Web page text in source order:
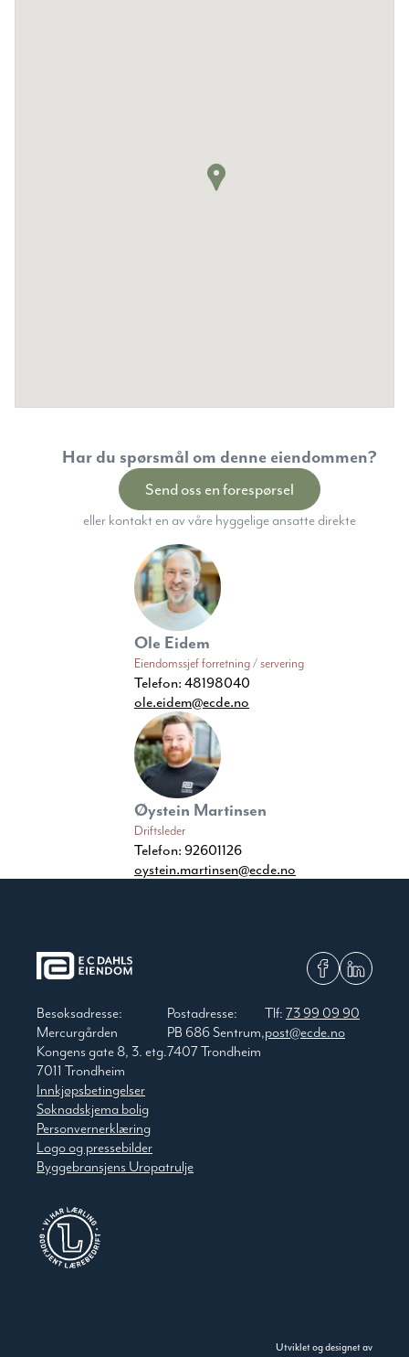
Har du spørsmål om denne eiendommen?
Send oss en forespørsel
eller kontakt en av våre hyggelige ansatte direkte
Ole Eidem
Eiendomssjef forretning / servering
Telefon: 48198040
ole.eidem@ecde.no
Øystein Martinsen
Driftsleder
Telefon: 92601126
oystein.martinsen@ecde.no
Besøksadresse:
Mercurgården
Kongens gate 8, 3. etg.
7011 Trondheim
Postadresse:
PB 686 Sentrum,
7407 Trondheim
Tlf: 73 99 09 90
post@ecde.no
Innkjøpsbetingelser
Søknadskjema bolig
Personvernerklæring
Logo og pressebilder
Byggebransjens Uropatrulje
Utviklet og designet av